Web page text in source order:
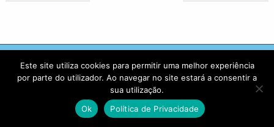
Penafiel Verde E.M. 2025 - Copyright © Todos os direitos reservados
Este site utiliza cookies para permitir uma melhor experiência
por parte do utilizador. Ao navegar no site estará a consentir a
sua utilização.
Ok
Política de Privacidade